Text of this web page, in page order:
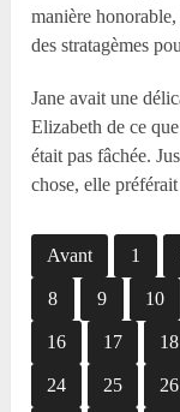
manière
des stratagèmes
Jane avait une
Elizabeth de ce
était pas fâchée.
chose, elle
Avant 1
8 9 10
16 17 18
24 25 26